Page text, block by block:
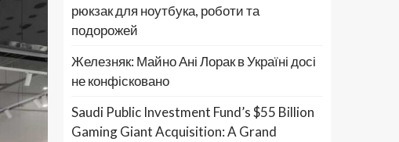
рюкзак для ноутбука, роботи та
подорожей
Железняк: Майно Ані Лорак в Україні досі
не конфісковано
Saudi Public Investment Fund’s $55 Billion
Gaming Giant Acquisition: A Grand